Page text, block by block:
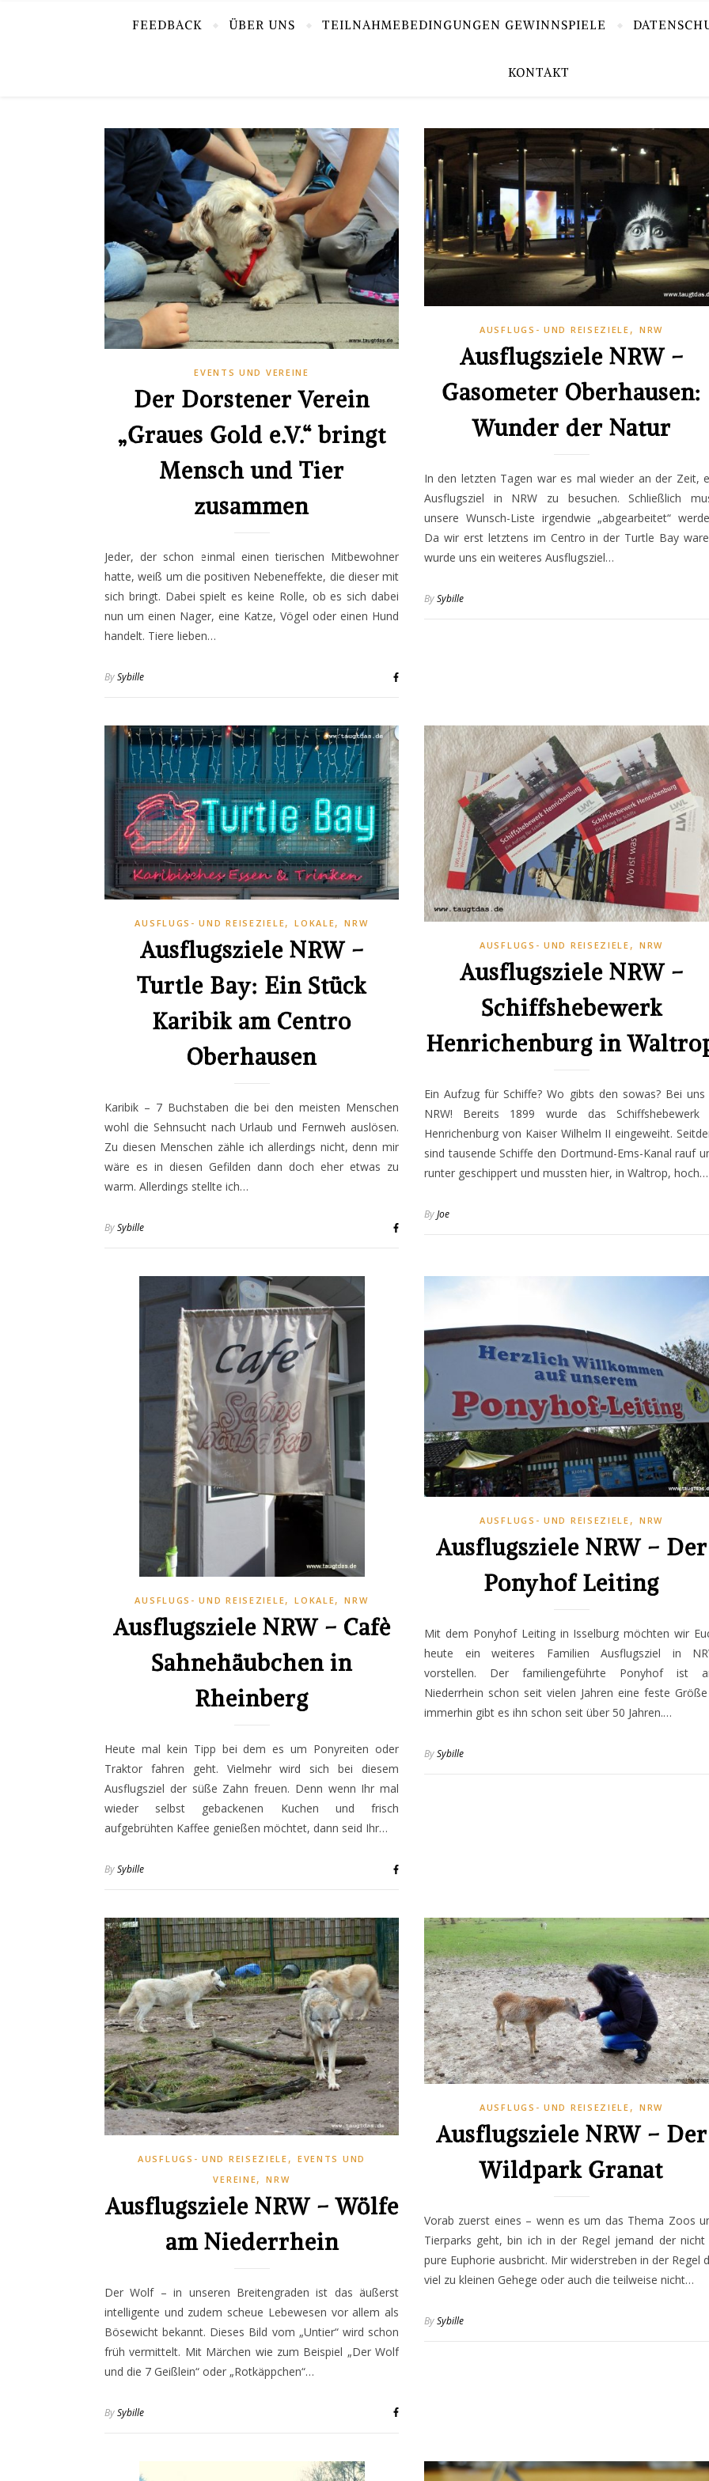
FEEDBACK ÜBER UNS TEILNAHMEBEDINGUNGEN GEWINNSPIELE
KONTAKT
EVENTS UND VEREINE
Der Dorstener Verein
„Graues Gold e.V.“ bringt
Mensch und Tier
zusammen
Jeder, der schon einmal einen tierischen Mitbewohner
hatte, weiß um die positiven Nebeneffekte, die dieser mit
sich bringt. Dabei spielt es keine Rolle, ob es sich dabei
nun um einen Nager, eine Katze, Vögel oder einen Hund
handelt. Tiere lieben…
BySybille
AUSFLUGS- UND REISEZIELE , NRW
Ausflugsziele NRW –
Gasometer Oberhausen:
Wunder der Natur
In den letzten Tagen war es mal wieder an der Zeit,
Ausflugsziel in NRW zu besuchen. Schließlich
unsere Wunsch-Liste irgendwie „abgearbeitet“
Da wir erst letztens im Centro in der Turtle Bay
wurde uns ein weiteres Ausflugsziel…
BySybille
AUSFLUGS- UND REISEZIELE,LOKALE,NRW
Ausflugsziele NRW –
Turtle Bay: Ein Stück
Karibik am Centro
Oberhausen
Karibik – 7 Buchstaben die bei den meisten Menschen
wohl die Sehnsucht nach Urlaub und Fernweh auslösen.
Zu diesen Menschen zähle ich allerdings nicht, denn mir
wäre es in diesen Gefilden dann doch eher etwas zu
warm. Allerdings stellte ich…
BySybille
AUSFLUGS- UND REISEZIELE , NRW
Ausflugsziele NRW –
Schiffshebewerk
Henrichenburg in
Ein Aufzug für Schiffe? Wo gibts den sowas? Bei uns
NRW! Bereits 1899 wurde das Schiffshebewerk
Henrichenburg von Kaiser Wilhelm II eingeweiht.
sind tausende Schiffe den Dortmund-Ems-Kanal rauf
runter geschippert und mussten hier, in Waltrop, hoch…
ByJoe
AUSFLUGS- UND REISEZIELE,LOKALE,NRW
Ausflugsziele NRW – Cafè
Sahnehäubchen in
Rheinberg
Heute mal kein Tipp bei dem es um Ponyreiten oder
Traktor fahren geht. Vielmehr wird sich bei diesem
Ausflugsziel der süße Zahn freuen. Denn wenn Ihr mal
wieder selbst gebackenen Kuchen und frisch
aufgebrühten Kaffee genießen möchtet, dann seid Ihr…
BySybille
AUSFLUGS- UND REISEZIELE , NRW
Ausflugsziele NRW – Der
Ponyhof Leiting
Mit dem Ponyhof Leiting in Isselburg möchten wir
heute ein weiteres Familien Ausflugsziel in
vorstellen. Der familiengeführte Ponyhof ist
Niederrhein schon seit vielen Jahren eine feste
immerhin gibt es ihn schon seit über 50 Jahren.…
BySybille
AUSFLUGS- UND REISEZIELE , EVENTS UND
VEREINE,NRW
Ausflugsziele NRW – Wölfe
am Niederrhein
Der Wolf – in unseren Breitengraden ist das äußerst
intelligente und zudem scheue Lebewesen vor allem als
Bösewicht bekannt. Dieses Bild vom „Untier“ wird schon
früh vermittelt. Mit Märchen wie zum Beispiel „Der Wolf
und die 7 Geißlein“ oder „Rotkäppchen“…
BySybille
AUSFLUGS- UND REISEZIELE , NRW
Ausflugsziele NRW – Der
Wildpark Granat
Vorab zuerst eines – wenn es um das Thema Zoos
Tierparks geht, bin ich in der Regel jemand der nicht
pure Euphorie ausbricht. Mir widerstreben in der Regel
viel zu kleinen Gehege oder auch die teilweise nicht…
BySybille